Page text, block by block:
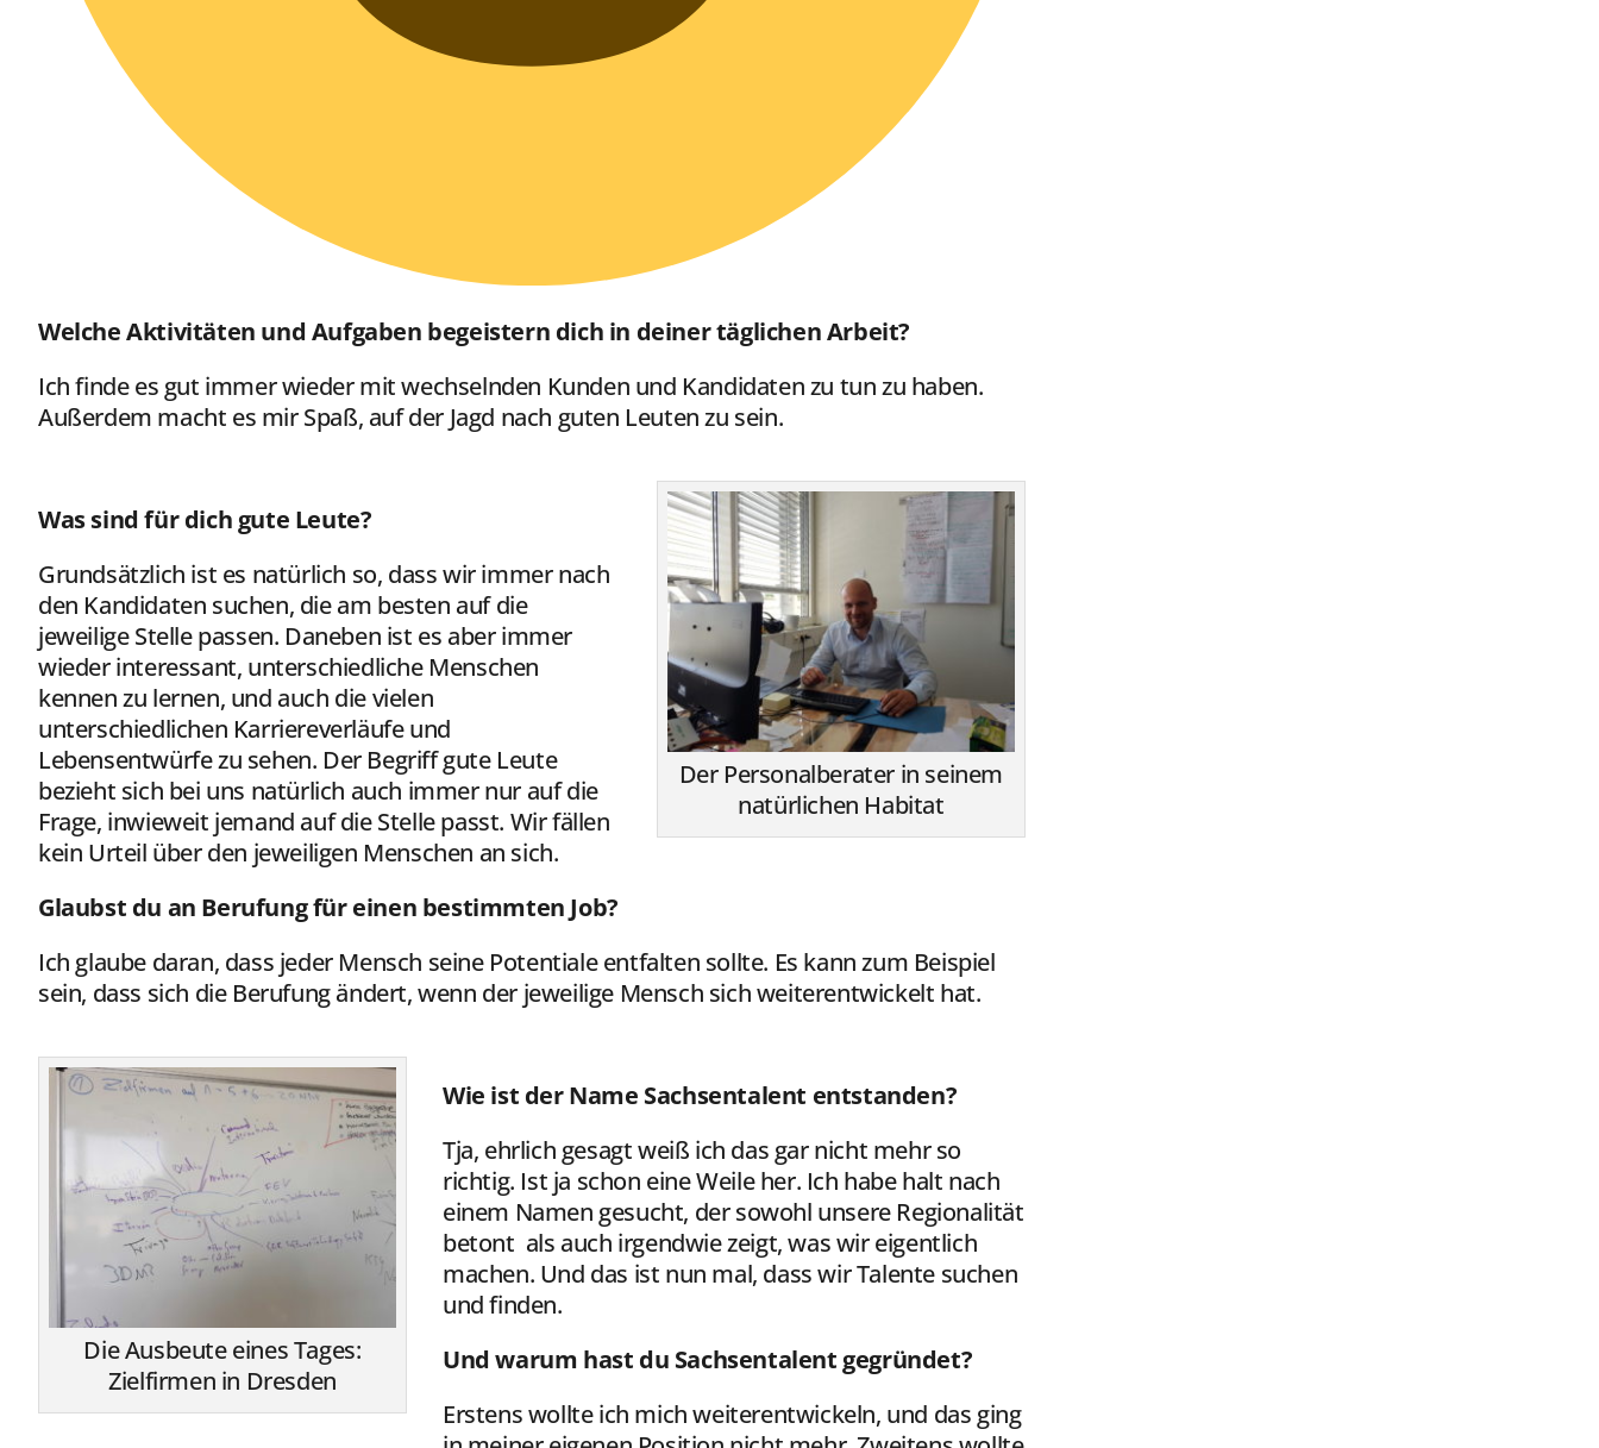
Welche Aktivitäten und Aufgaben begeistern dich in deiner täglichen Arbeit?
Ich finde es gut immer wieder mit wechselnden Kunden und Kandidaten zu tun zu haben.
Außerdem macht es mir Spaß, auf der Jagd nach guten Leuten zu sein.
Der Personalberater in seinem
natürlichen Habitat
Was sind für dich gute Leute?
Grundsätzlich ist es natürlich so, dass wir immer nach
den Kandidaten suchen, die am besten auf die
jeweilige Stelle passen. Daneben ist es aber immer
wieder interessant, unterschiedliche Menschen
kennen zu lernen, und auch die vielen
unterschiedlichen Karriereverläufe und
Lebensentwürfe zu sehen. Der Begriff gute Leute
bezieht sich bei uns natürlich auch immer nur auf die
Frage, inwieweit jemand auf die Stelle passt. Wir fällen
kein Urteil über den jeweiligen Menschen an sich.
Glaubst du an Berufung für einen bestimmten Job?
Ich glaube daran, dass jeder Mensch seine Potentiale entfalten sollte. Es kann zum Beispiel
sein, dass sich die Berufung ändert, wenn der jeweilige Mensch sich weiterentwickelt hat.
Die Ausbeute eines Tages:
Zielfirmen in Dresden
Wie ist der Name Sachsentalent entstanden?
Tja, ehrlich gesagt weiß ich das gar nicht mehr so
richtig. Ist ja schon eine Weile her. Ich habe halt nach
einem Namen gesucht, der sowohl unsere Regionalität
betont als auch irgendwie zeigt, was wir eigentlich
machen. Und das ist nun mal, dass wir Talente suchen
und finden.
Und warum hast du Sachsentalent gegründet?
Erstens wollte ich mich weiterentwickeln, und das ging